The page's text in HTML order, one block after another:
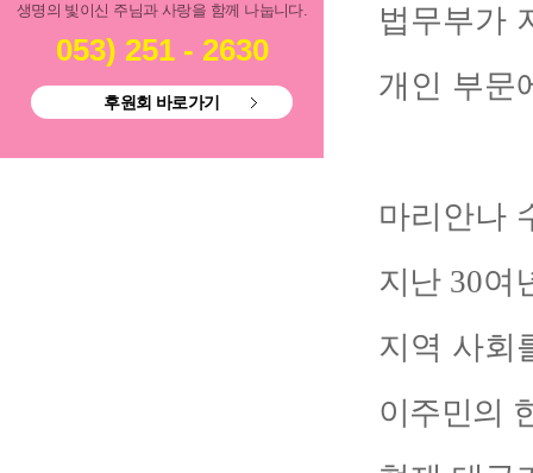
생명의 빛이신 주님과 사랑을 함께 나눕니다.
053) 251 - 2630
후원회 바로가기
법무부가
개인 부문
마리안나
지난 30여
지역 사회
이주민의